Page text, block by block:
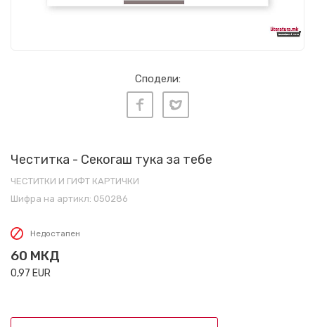
Сподели:
Честитка - Секогаш тука за тебе
ЧЕСТИТКИ И ГИФТ КАРТИЧКИ
Шифра на артикл: 050286
Недостапен
60 МКД
0,97 EUR